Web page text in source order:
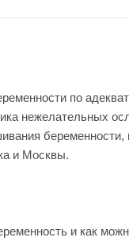
по
нежелательных
и Москвы.
и как